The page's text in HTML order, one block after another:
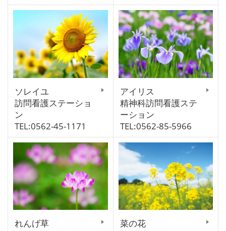
ソレイユ
訪問看護ステーショ
ン
TEL:0562-45-1171
アイリス
精神科訪問看護ステ
ーション
TEL:0562-85-5966
れんげ草
菜の花